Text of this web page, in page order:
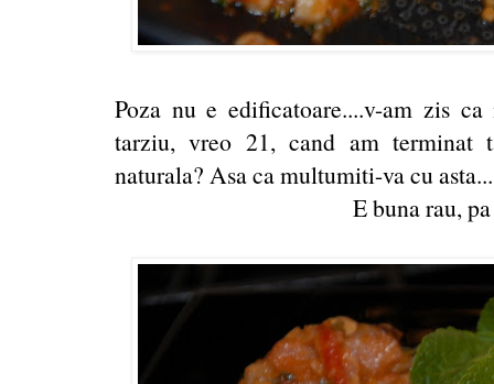
Poza nu e edificatoare....v-am zis
tarziu, vreo 21, cand am terminat
naturala? Asa ca multumiti-va cu asta...
E buna rau,